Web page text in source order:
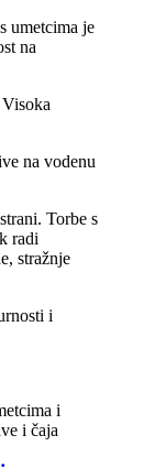
umetcima je
na
na vodenu
Torbe s
radi
stražnje
i